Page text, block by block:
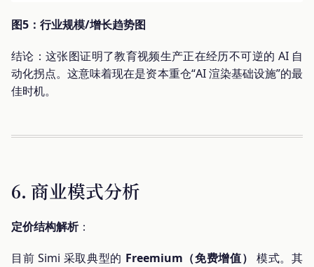
图5：行业规模/增长趋势图
结论：这张图证明了教育视频生产正在经历不可逆的 AI 自
动化拐点。这意味着现在是资本重仓“AI 渲染基础设施”的最
佳时机。
6. 商业模式分析
定价结构解析：
目前 Simi 采取典型的 Freemium（免费增值）
模式。其